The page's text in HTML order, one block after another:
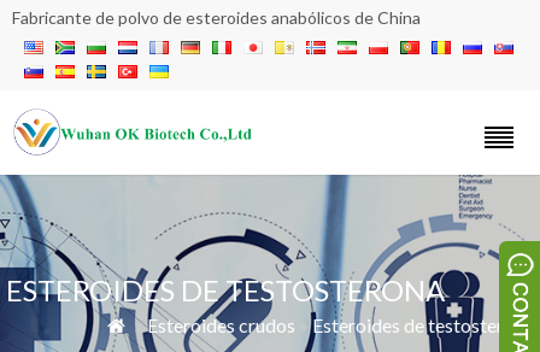
Fabricante de polvo de esteroides anabólicos de China
ESTEROIDES DE TESTOSTERONA
 »Esteroides crudos »Esteroides de testosterona